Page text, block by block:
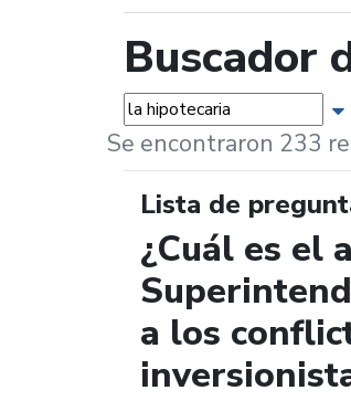
Buscador
Palabras...
Se encontraron 233
Lista de
¿Cuál es el
a los